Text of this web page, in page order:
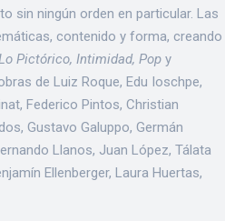
sin ningún orden en particular. Las
contenido y forma, creando
Pictórico, Intimidad, Pop y
de Luiz Roque, Edu Ioschpe,
Federico Pintos, Christian
Gustavo Galuppo, Germán
Llanos, Juan López, Tálata
Ellenberger, Laura Huertas,